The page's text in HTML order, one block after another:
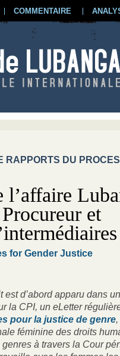
COMMENTAIRE
RAPPORTS DU PROCES
l’affaire
et
for Gender Justice
est d’abord apparu dans
la CPI, un eLetter
pour la justice de genre
féminine des droits
à travers la Cour